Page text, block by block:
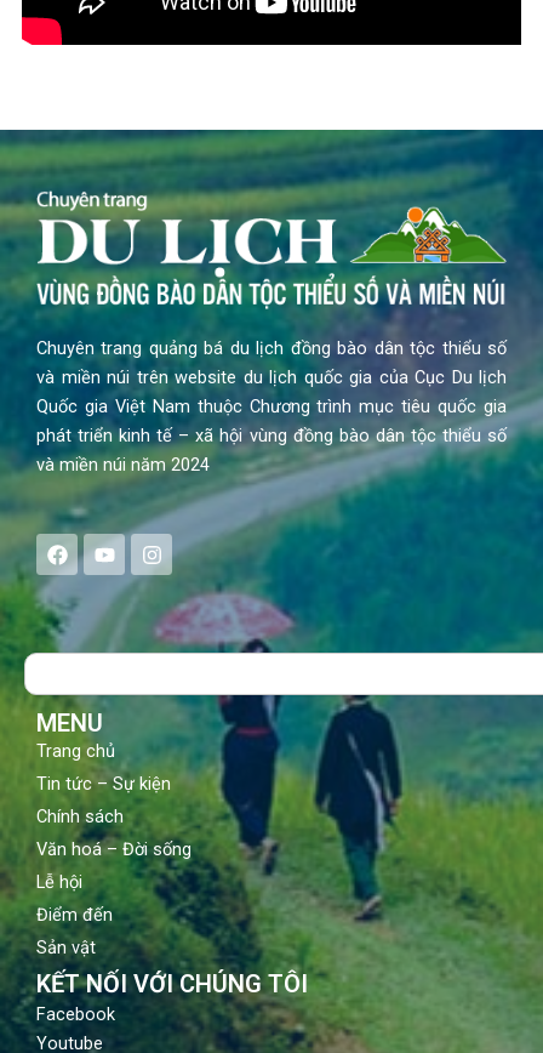
Chuyên trang quảng bá du lịch đồng bào dân tộc thiểu số
và miền núi trên website du lịch quốc gia của Cục Du lịch
Quốc gia Việt Nam thuộc Chương trình mục tiêu quốc gia
phát triển kinh tế – xã hội vùng đồng bào dân tộc thiểu số
và miền núi năm 2024
F
a
e
b
o
Y
o
t
b
I
n
s
a
g
Search
MENU
Trang chủ
Tin tức – Sự kiện
Chính sách
Văn hoá – Đời sống
Lễ hội
Điểm đến
Sản vật
KẾT NỐI VỚI CHÚNG TÔI
Facebook
Youtube